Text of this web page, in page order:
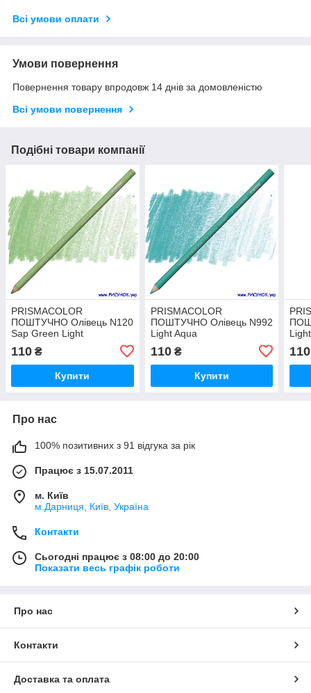
Всі умови оплати
Умови повернення
Повернення товару впродовж 14 днів за домовленістю
Всі умови повернення
Подібні товари компанії
PRISMACOLOR
ПОШТУЧНО Олівець N120
Sap Green Light
110 ₴
Купити
PRISMACOLOR
ПОШТУЧНО Олівець N992
Light Aqua
110₴
Купити
110
Про нас
100% позитивних з 91 відгука за рік
Працює з 15.07.2011
м. Київ
м.Дарниця, Київ, Україна
Контакти
Сьогодні працює з 08:00 до 20:00
Показати весь графік роботи
Про нас
Контакти
Доставка та оплата